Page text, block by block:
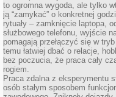
to ogromna wygoda, ale tylko
ją “zamykać” o konkretnej
rytuały – zamknięcie laptopa,
służbowego telefonu, wyjście
pomagają przełączyć się w
temu łatwiej dbać o relacje,
bez poczucia, że praca cały
rogiem.
Praca zdalna z eksperymentu
osób stałym sposobem